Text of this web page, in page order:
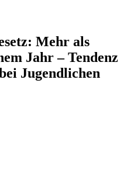
Mehr als
Jahr – Tendenz
Jugendlichen